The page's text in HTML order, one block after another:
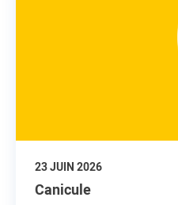
23 JUIN 2026
Canicule